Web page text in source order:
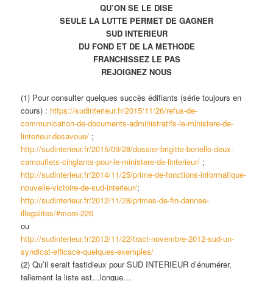
QU’ON SE LE DISE
SEULE LA LUTTE PERMET DE GAGNER
SUD INTERIEUR
DU FOND ET DE LA METHODE
FRANCHISSEZ LE PAS
REJOIGNEZ NOUS
(1) Pour consulter quelques succès édifiants (série toujours en
cours) : https://sudinterieur.fr/2015/11/26/refus-de-
communication-de-documents-administratifs-le-ministere-de-
linterieur-desavoue/ ;
http://sudinterieur.fr/2015/09/28/dossier-brigitte-bonello-deux-
camouflets-cinglants-pour-le-ministere-de-linterieur/ ;
http://sudinterieur.fr/2014/11/25/prime-de-fonctions-informatique-
nouvelle-victoire-de-sud-interieur/;
http://sudinterieur.fr/2012/11/28/primes-de-fin-dannee-
illegalites/#more-226
ou
http://sudinterieur.fr/2012/11/22/tract-novembre-2012-sud-un-
syndicat-efficace-quelques-exemples/
(2) Qu’il serait fastidieux pour SUD INTERIEUR d’énumérer,
tellement la liste est…longue…